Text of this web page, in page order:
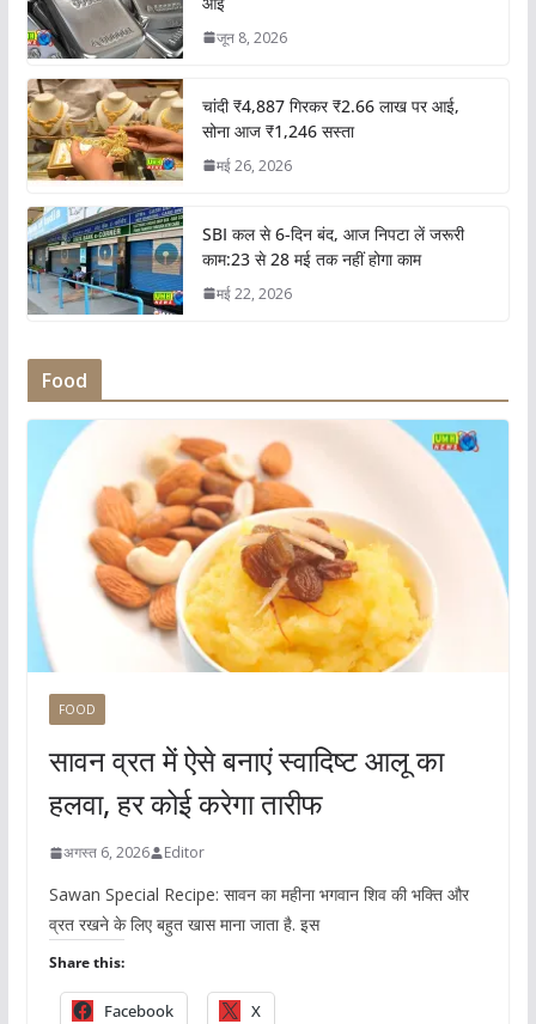
जून 8, 2026
चांदी ₹4,887 गिरकर ₹2.66 लाख पर आई,
सोना आज ₹1,246 सस्ता
मई 26, 2026
SBI कल से 6-दिन बंद, आज निपटा लें जरूरी
काम:23 से 28 मई तक नहीं होगा काम
मई 22, 2026
Food
FOOD
सावन व्रत में ऐसे बनाएं स्वादिष्ट आलू का
हलवा, हर कोई करेगा तारीफ
अगस्त 6, 2026 Editor
Sawan Special Recipe: सावन का महीना भगवान शिव की भक्ति और
व्रत रखने के लिए बहुत खास माना जाता है. इस
Share this:
Facebook X